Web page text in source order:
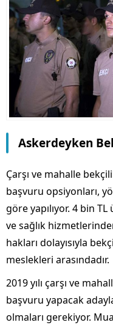
Askerdeyken
Çarşı ve mahalle
başvuru opsiyonları,
göre yapılıyor. 4 bin
ve sağlık
hakları dolayısıyla
meslekleri arasındadır.
2019 yılı çarşı ve
başvuru yapacak
olmaları gerekiyor.